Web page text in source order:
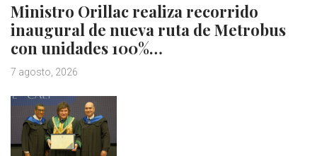
Ministro Orillac realiza recorrido
inaugural de nueva ruta de Metrobus
con unidades 100%…
7 agosto, 2026